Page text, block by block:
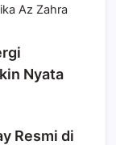
Az Zahra
Nyata
Resmi di